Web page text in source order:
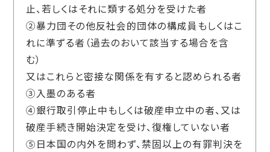
止、若しくはそれに類する処分を受けた者
②暴力団その他反社会的団体の構成員もしくはこ
れに準ずる者（過去のおいて該当する場合を含
む）
又はこれらと密接な関係を有すると認められる者
③入墨のある者
④銀行取引停止中もしくは破産申立中の者、又は
破産手続き開始決定を受け、復権していない者
⑤日本国の内外を問わず、禁固以上の有罪判決を